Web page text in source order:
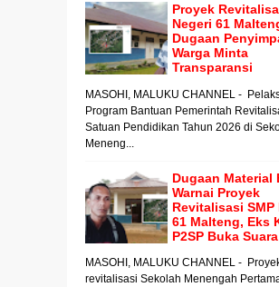
Proyek
Negeri 61
Dugaan
Warga Minta
Transparansi
MASOHI, MALUKU CHANNEL -
Program Bantuan Pemerintah
Satuan Pendidikan Tahun 2026 di
Meneng...
Dugaan Material
Warnai Proyek
Revitalisasi SMP
61 Malteng, Eks
P2SP Buka Suara
MASOHI, MALUKU CHANNEL -
revitalisasi Sekolah Menengah